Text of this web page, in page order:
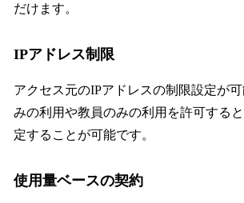
だけます。
IPアドレス制限
アクセス元のIPアドレスの制限設定が
みの利用や教員のみの利用を許可する
定することが可能です。
使用量ベースの契約